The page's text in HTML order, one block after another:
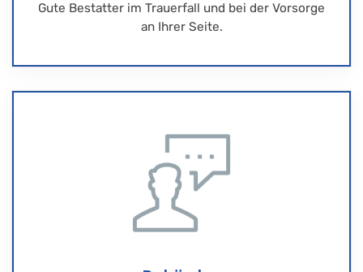
Gute Bestatter im Trauerfall und bei der Vorsorge
an Ihrer Seite.